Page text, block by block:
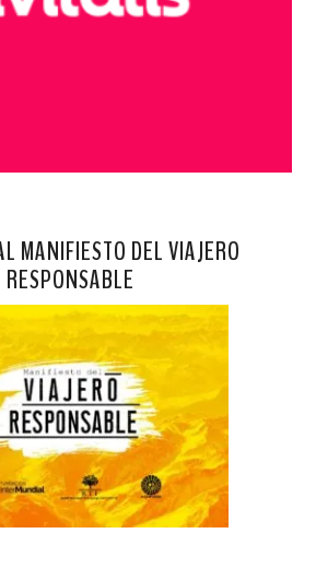
MANIFIESTO DEL VIAJERO
RESPONSABLE